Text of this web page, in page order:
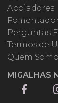
Apoiadores
Perguntas
Termos de
Quem
MIGALHAS